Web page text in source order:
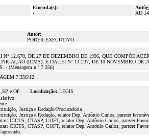
Emenda(s):
-
AU
Autor:
PODER EXECUTIVO
N° 12.670, DE 27 DE DEZEMBRO DE 1996, QUE COMPÕE
(ICMS), E DA LEI N° 14.237, DE 10 NOVEMBRO DE
- (Mensagem n.º 7.356)
7.356/12
e OF Localização: LEGIS
Justiça e Redação/Procuradoria
Justiça e Redação, relator Dep. Antônio Carlos, parecer
CICTS, CTASP, COFT, relator Dep. Antônio Carlos, parecer
CICTS, CTASP, COFT, relator Dep. Antônio Carlos, parecer